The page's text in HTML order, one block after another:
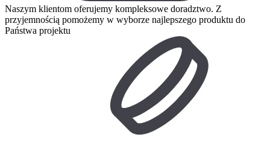
Naszym klientom oferujemy kompleksowe doradztwo. Z
przyjemnością pomożemy w wyborze najlepszego produktu do
Państwa projektu